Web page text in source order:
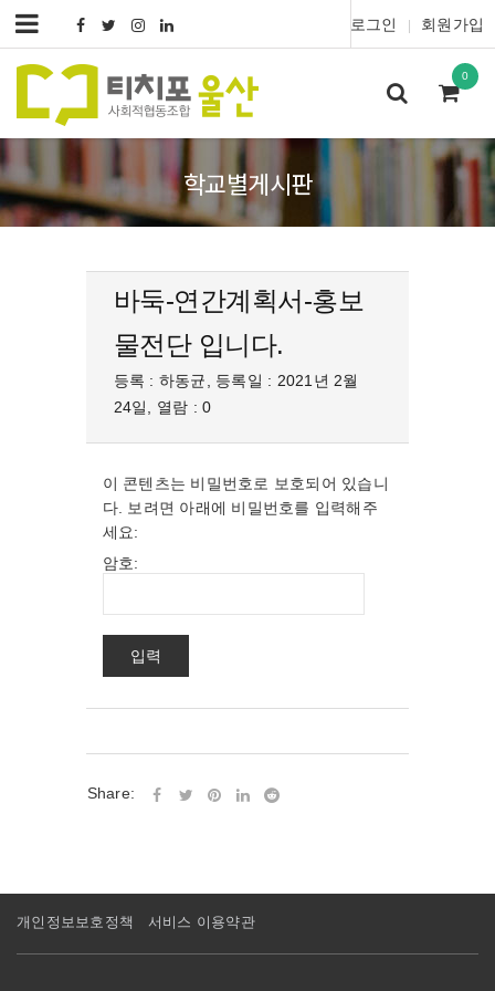
로그인 회원가입
0
학교별게시판
바둑-연간계획서-홍보
물전단 입니다.
등록 : 하동균, 등록일 : 2021년 2월
24일, 열람 : 0
이 콘텐츠는 비밀번호로 보호되어 있습니
다. 보려면 아래에 비밀번호를 입력해주
세요:
암호:
Share:
개인정보보호정책 서비스 이용약관